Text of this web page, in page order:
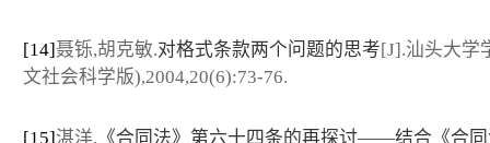
[14]聂铄,胡克敏.对格式条款两个问题的思考[J].汕头大学
文社会科学版),2004,20(6):73-76.
[15] 湛洋. 《合同法》第六十四条的再探讨——结合《合